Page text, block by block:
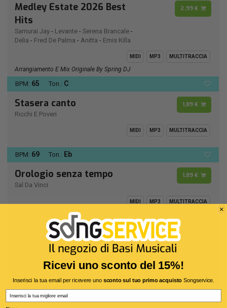
Medley Estate 2026 Best
Hits
Samurai Jay - Levante - Serena Brancale -
Delia - Fred De Palma - Anitta - Emis Killa
2,99 €
MIDI MP3 MULTITRACCIA
Arrangiamento E Mix Originale By Spring DJ
BPM: 65 Ton.: C
Stasera canto
Ricchi E Poveri
1,89 €
MIDI MP3 MULTITRACCIA
BPM: 69 Ton.: Eb
Orologio senza tempo
Sal Da Vinci
1,89 €
MIDI MP3 MULTITRACCIA
Ton.:D -
Caribbean Queen (No More
Love On the Run)
Billy OceanRicevi uno sconto del 15%!
Inserisci la tua email per ricevere uno sconto sul tuo primo acquistoSongservice.